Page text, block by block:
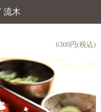
流木
6300円(税込)